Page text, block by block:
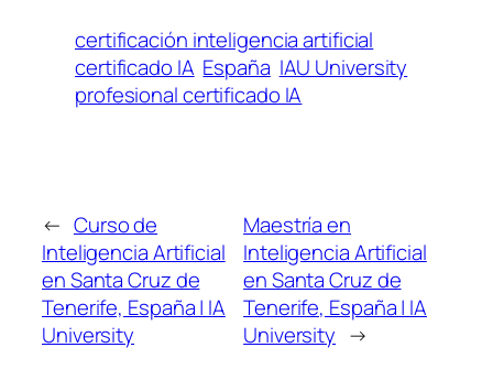
certificación inteligencia artificial
certificado IA España IAU University
profesional certificado IA
← Curso de
Inteligencia Artificial
en Santa Cruz de
Tenerife, España | IA
University
Maestría en
Inteligencia Artificial
en Santa Cruz de
Tenerife, España | IA
University →